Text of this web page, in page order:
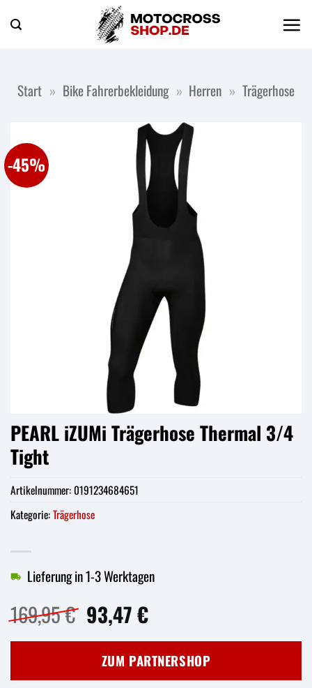
Inhalt
Start » Bike Fahrerbekleidung » Herren » Trägerhose
-45%
PEARL iZUMi Trägerhose Thermal 3/4
Tight
169,95€ Ursprünglicher
Preis
war:
169,95 €
93,47€Aktueller
ist:
93,47 €.
Lieferung in 1-3 Werktagen
ZUM PARTNERSHOP
Artikelnummer:0191234684651
Kategorie:Trägerhose